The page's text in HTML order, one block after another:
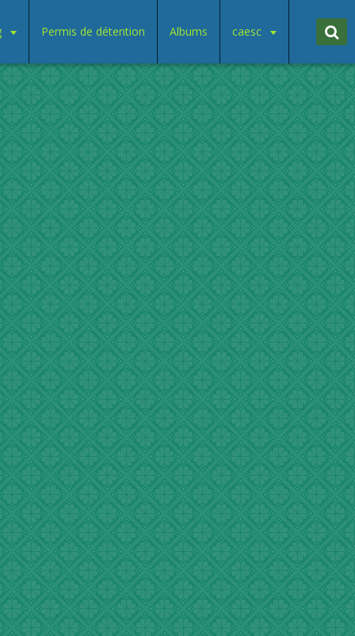
Permis de détention Albums caesc